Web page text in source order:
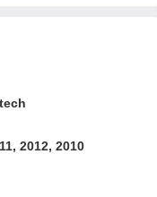
2012, 2010